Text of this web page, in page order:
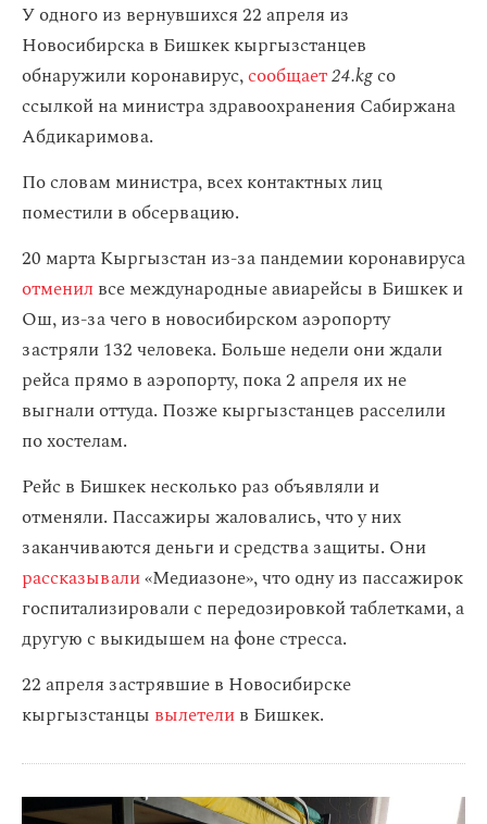
У одного из вернувшихся 22 апреля из
Новосибирска в Бишкек кыргызстанцев
обнаружили коронавирус,сообщает24.kgсо
ссылкой на министра здравоохранения Сабиржана
Абдикаримова.
По словам министра, всех контактных лиц
поместили в обсервацию.
20 марта Кыргызстан из-за пандемии коронавируса
отменил все международные авиарейсы в Бишкек и
Ош, из-за чего в новосибирском аэропорту
застряли 132 человека. Больше недели они ждали
рейса прямо в аэропорту, пока 2 апреля их не
выгнали оттуда. Позже кыргызстанцев расселили
по хостелам.
Рейс в Бишкек несколько раз объявляли и
отменяли. Пассажиры жаловались, что у них
заканчиваются деньги и средства защиты. Они
рассказывали«Медиазоне», что одну из пассажирок
госпитализировали с передозировкой таблетками, а
другую с выкидышем на фоне стресса.
22 апреля застрявшие в Новосибирске
кыргызстанцы вылетелив Бишкек.